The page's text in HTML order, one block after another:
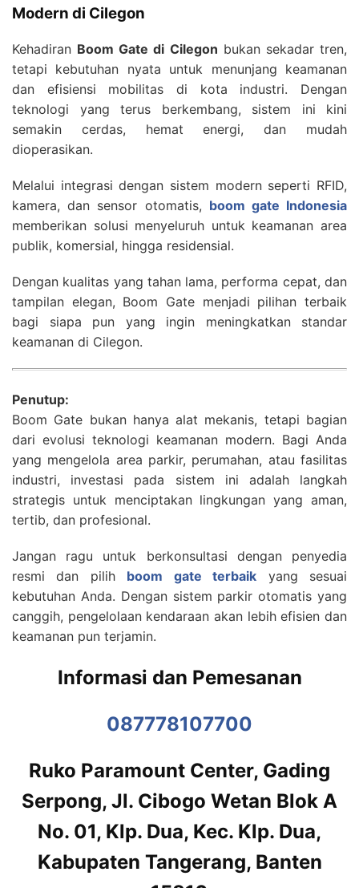
Modern di Cilegon
Kehadiran Boom Gate di Cilegon bukan sekadar tren,
tetapi kebutuhan nyata untuk menunjang keamanan
dan efisiensi mobilitas di kota industri. Dengan
teknologi yang terus berkembang, sistem ini kini
semakin cerdas, hemat energi, dan mudah
dioperasikan.
Melalui integrasi dengan sistem modern seperti RFID,
kamera, dan sensor otomatis, boom gate Indonesia
memberikan solusi menyeluruh untuk keamanan area
publik, komersial, hingga residensial.
Dengan kualitas yang tahan lama, performa cepat, dan
tampilan elegan, Boom Gate menjadi pilihan terbaik
bagi siapa pun yang ingin meningkatkan standar
keamanan di Cilegon.
Penutup:
Boom Gate bukan hanya alat mekanis, tetapi bagian
dari evolusi teknologi keamanan modern. Bagi Anda
yang mengelola area parkir, perumahan, atau fasilitas
industri, investasi pada sistem ini adalah langkah
strategis untuk menciptakan lingkungan yang aman,
tertib, dan profesional.
Jangan ragu untuk berkonsultasi dengan penyedia
resmi dan pilih boom gate terbaik yang sesuai
kebutuhan Anda. Dengan sistem parkir otomatis yang
canggih, pengelolaan kendaraan akan lebih efisien dan
keamanan pun terjamin.
Informasi dan Pemesanan
087778107700
Ruko Paramount Center, Gading
Serpong, Jl. Cibogo Wetan Blok A
No. 01, Klp. Dua, Kec. Klp. Dua,
Kabupaten Tangerang, Banten